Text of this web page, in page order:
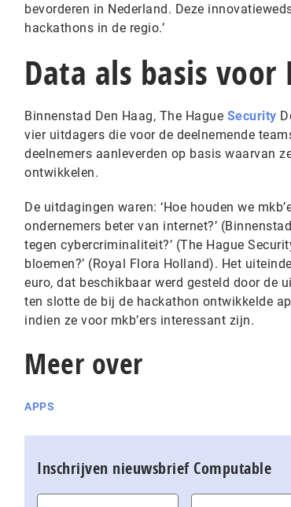
bevorderen in Nederland. Deze
hackathons in de regio.’
Data als basis voor
Binnenstad Den Haag, The Hague Security
vier uitdagers die voor de deelnemende
deelnemers aanleverden op basis waarvan
ontwikkelen.
De uitdagingen waren: ‘Hoe houden we
ondernemers beter van internet?’
tegen cybercriminaliteit?’ (The Hague
bloemen?’ (Royal Flora Holland). Het
euro, dat beschikbaar werd gesteld door de
ten slotte de bij de hackathon ontwikkelde
indien ze voor mkb’ers interessant zijn.
Meer over
APPS
Inschrijven nieuwsbrief Computable